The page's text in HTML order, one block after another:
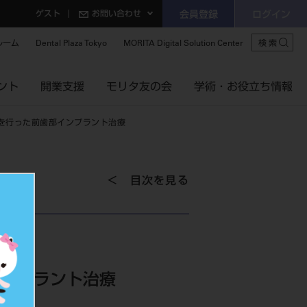
ゲスト お問い合わせ 会員登録
ーム Dental Plaza Tokyo MORITA Digital Solution Center 検索
ト 開業支援 モリタ友の会 学術・お役立ち情報
行った前歯部インプラント治療
目次を見る
プラント治療